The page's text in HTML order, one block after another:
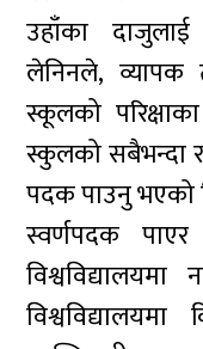
उहाँका
लेनिनले, व्यापक
स्कूलको
स्कुलको सबैभन्दा
पदक पाउनु भएको
स्वर्णपदक